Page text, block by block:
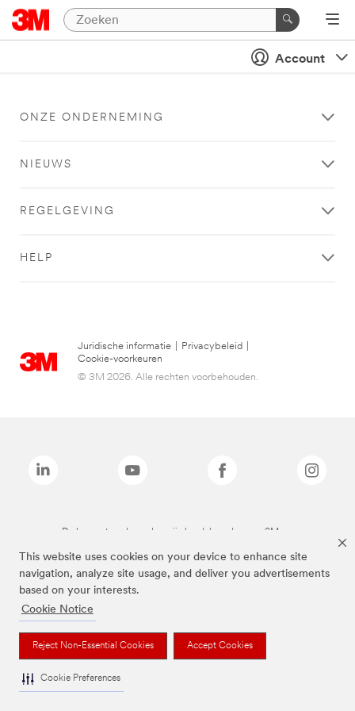
This website uses cookies on your device to enhance site
navigation, analyze site usage, and deliver you advertisements
based on your interests.
Cookie Notice
Reject Non-Essential Cookies Accept Cookies
Cookie Preferences
Account
ONZE ONDERNEMING
NIEUWS
REGELGEVING
HELP
Juridische informatie Privacybeleid
Cookie-voorkeuren
© 3M 2026. Alle rechten voorbehouden.
De bovenstaande merken zijn handelsmerken van 3M.we